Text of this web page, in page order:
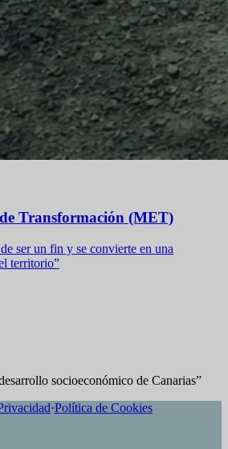
Transformación (MET)
ser un fin y se convierte en una
territorio”
socioeconómico de Canarias”
·Política de Cookies